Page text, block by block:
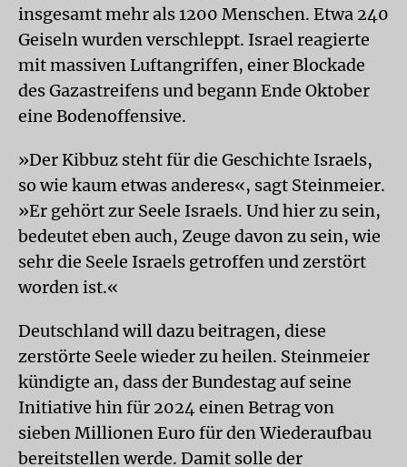
insgesamt mehr als 1200 Menschen. Etwa 240
Geiseln wurden verschleppt. Israel reagierte
mit massiven Luftangriffen, einer Blockade
des Gazastreifens und begann Ende Oktober
eine Bodenoffensive.
»Der Kibbuz steht für die Geschichte Israels,
so wie kaum etwas anderes«, sagt Steinmeier.
»Er gehört zur Seele Israels. Und hier zu sein,
bedeutet eben auch, Zeuge davon zu sein, wie
sehr die Seele Israels getroffen und zerstört
worden ist.«
Deutschland will dazu beitragen, diese
zerstörte Seele wieder zu heilen. Steinmeier
kündigte an, dass der Bundestag auf seine
Initiative hin für 2024 einen Betrag von
sieben Millionen Euro für den Wiederaufbau
bereitstellen werde. Damit solle der